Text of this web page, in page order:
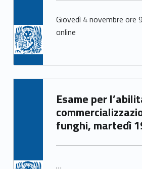
Giovedì 4 novembre ore
online
Esame per l’abilitazione alla
funghi, martedì
…